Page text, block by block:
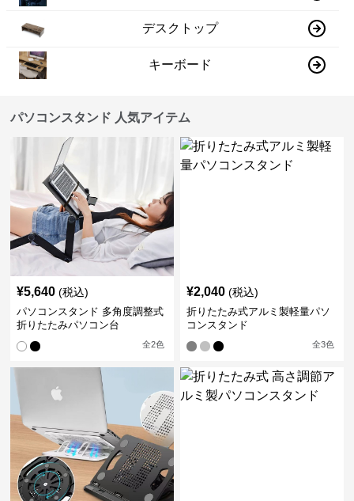
デスクトップ
キーボード
パソコンスタンド 人気アイテム
¥5,640 (税込)
パソコンスタンド 多角度調整式
折りたたみパソコン台
全2色
¥2,040 (税込)
折りたたみ式アルミ製軽量パソ
コンスタンド
全3色